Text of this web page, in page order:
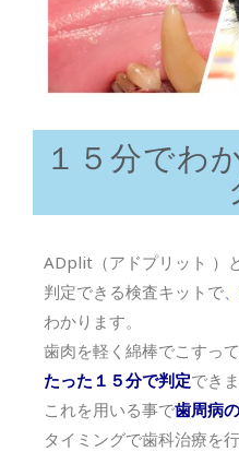
１５分でわ
ADplit（アドプリット ）
判定できる検査キットで、
わかります。
歯肉を軽く綿棒でこすっ
たった１５分で判定でき
これを用いる事で歯周病
タイミングで歯科治療を